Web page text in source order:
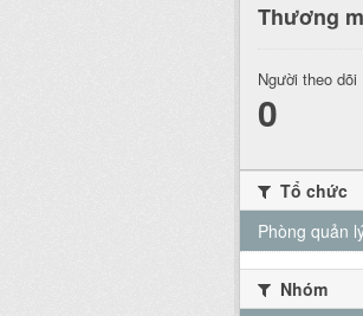
Thương
Người theo dõi
0
Tổ chức
Phòng quản
Nhóm